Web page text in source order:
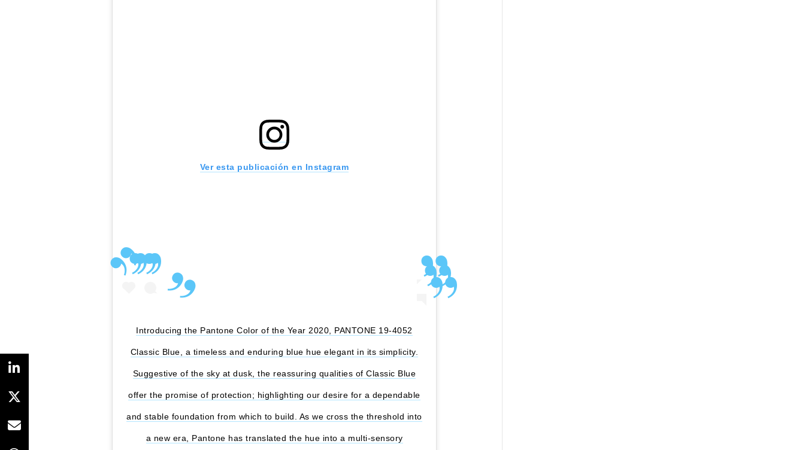
Ver esta publicación en Instagram
Introducing the Pantone Color of the Year 2020, PANTONE 19-4052
Classic Blue, a timeless and enduring blue hue elegant in its simplicity.
Suggestive of the sky at dusk, the reassuring qualities of Classic Blue
offer the promise of protection; highlighting our desire for a dependable
and stable foundation from which to build. As we cross the threshold into
a new era, Pantone has translated the hue into a multi-sensory